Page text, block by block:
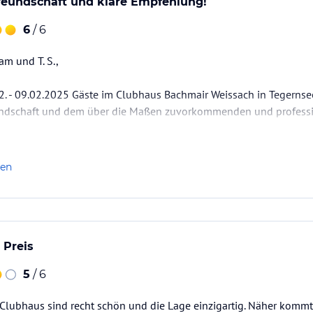
6 / 6
und T. S.,
- 09.02.2025 Gäste im Clubhaus Bachmair Weissach in
und dem über die Maßen zuvorkommenden und
war für uns ein absolutes Highlight und ein kulinarischer
Preis
5 / 6
sind recht schön und die Lage einzigartig. Näher